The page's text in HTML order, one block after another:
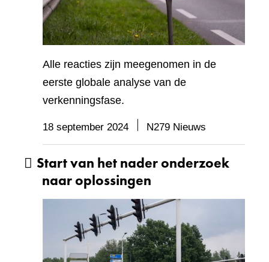
Alle reacties zijn meegenomen in de
eerste globale analyse van de
verkenningsfase.
18 september 2024 N279 Nieuws
Start van het nader onderzoek
naar oplossingen